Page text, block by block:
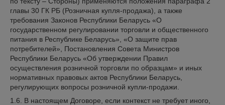
главы 30 ГК РБ (Розничная купля-продажа), а также
требования Законов Республики Беларусь «О
государственном регулировании торговли и общественного
питания в Республике Беларусь», «О защите прав
потребителей», Постановления Совета Министров
Республики Беларусь «Об утверждении Правил
осуществления розничной торговли по образцам» и иных
нормативных правовых актов Республики Беларусь,
регулирующих вопросы розничной купли-продажи.
1.6. В настоящем Договоре, если контекст не требует иного,